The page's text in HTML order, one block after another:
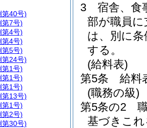
3
宿舎、食
部が職員
は、別に
する。
(給料表)
第5条
給料
(職務の級)
第5条の2
基づきこ
第40号)
第7号)
第4号)
第4号)
第5号)
第24号)
第1号)
第1号)
第1号)
第13号)
第1号)
第2号)
第30号)